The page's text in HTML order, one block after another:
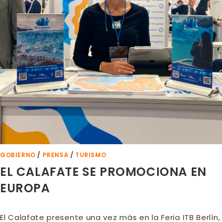
GOBIERNO / PRENSA / TURISMO
EL CALAFATE SE PROMOCIONA EN
EUROPA
El Calafate presente una vez más en la Feria ITB Berlín,